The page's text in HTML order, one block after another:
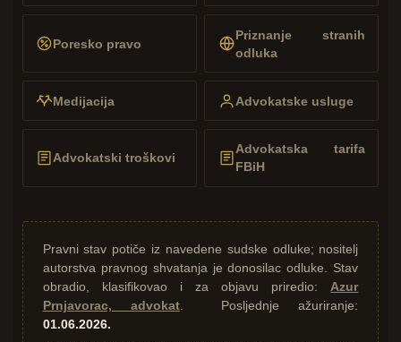
Poresko pravo
Priznanje stranih
odluka
Medijacija Advokatske usluge
Advokatski troškovi
Advokatska tarifa
FBiH
Pravni stav potiče iz navedene sudske odluke; nositelj
autorstva pravnog shvatanja je donosilac odluke. Stav
obradio, klasifikovao i za objavu priredio: Azur
Prnjavorac, advokat. Posljednje ažuriranje:
01.06.2026.